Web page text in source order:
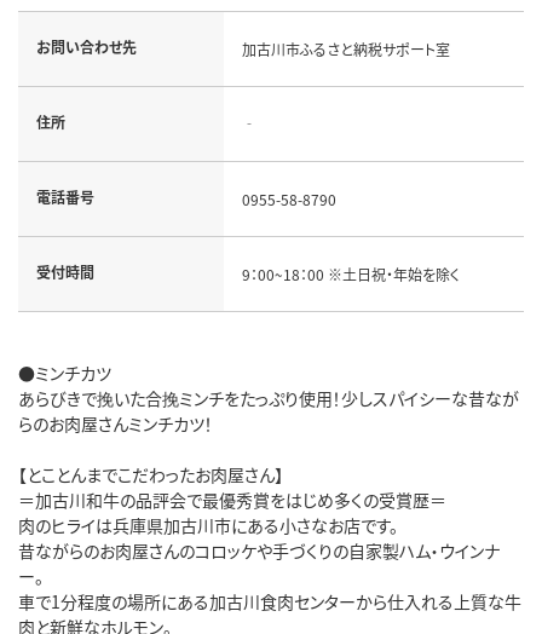
お問い合わせ先 加古川市ふるさと納税サポート室
住所 ‐
電話番号 0955-58-8790
受付時間 9：00~18：00 ※土日祝・年始を除く
●ミンチカツ
あらびきで挽いた合挽ミンチをたっぷり使用！少しスパイシーな昔なが
らのお肉屋さんミンチカツ！
【とことんまでこだわったお肉屋さん】
＝加古川和牛の品評会で最優秀賞をはじめ多くの受賞歴＝
肉のヒライは兵庫県加古川市にある小さなお店です。
昔ながらのお肉屋さんのコロッケや手づくりの自家製ハム・ウインナ
ー。
車で1分程度の場所にある加古川食肉センターから仕入れる上質な牛
肉と新鮮なホルモン。